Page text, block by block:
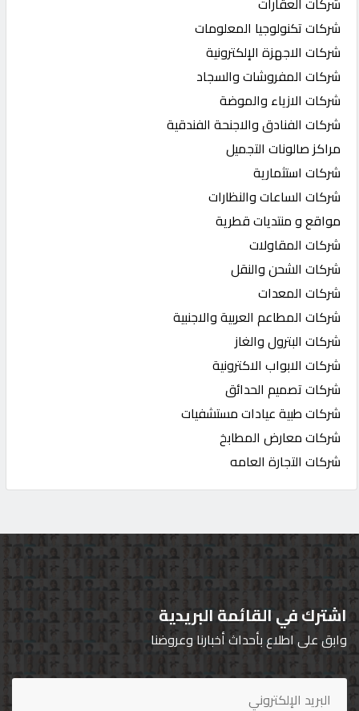
شركات تكنولوجيا المعلومات
شركات الاجهزة الإلكترونية
شركات المفروشات والسجاد
شركات الازياء والموضة
شركات الفنادق والاجنحة الفندقية
مراكز صالونات التجميل
شركات استثمارية
شركات الساعات والنظارات
مواقع و منتديات قطرية
شركات المقاولات
شركات الشحن والنقل
شركات المعدات
شركات المطاعم العربية والاجنبية
شركات البترول والغاز
شركات الابواب الاكترونية
شركات تصميم الحدائق
شركات طبية عيادات مستشفيات
شركات معارض المطابخ
شركات التجارة العامه
اشترك في القائمة البريدية
وابق على اطلاع بأحداث أخبارنا وعروضنا